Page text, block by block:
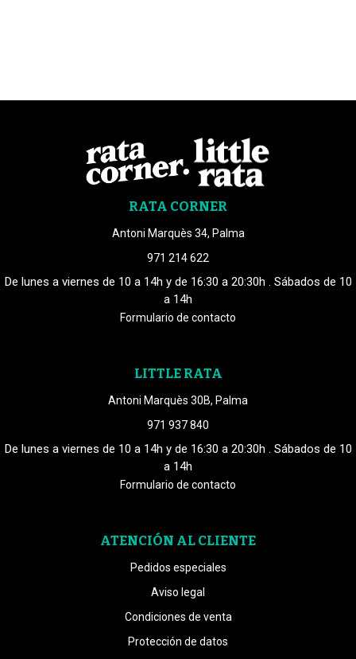
RATA CORNER
Antoni Marquès 34, Palma
971 214 622
De lunes a viernes de 10 a 14h y de 16:30 a 20:30h . Sábados de 10
a 14h
Formulario de contacto
LITTLE RATA
Antoni Marquès 30B, Palma
971 937 840
De lunes a viernes de 10 a 14h y de 16:30 a 20:30h . Sábados de 10
a 14h
Formulario de contacto
ATENCIÓN AL CLIENTE
Pedidos especiales
Aviso legal
Condiciones de venta
Protección de datos